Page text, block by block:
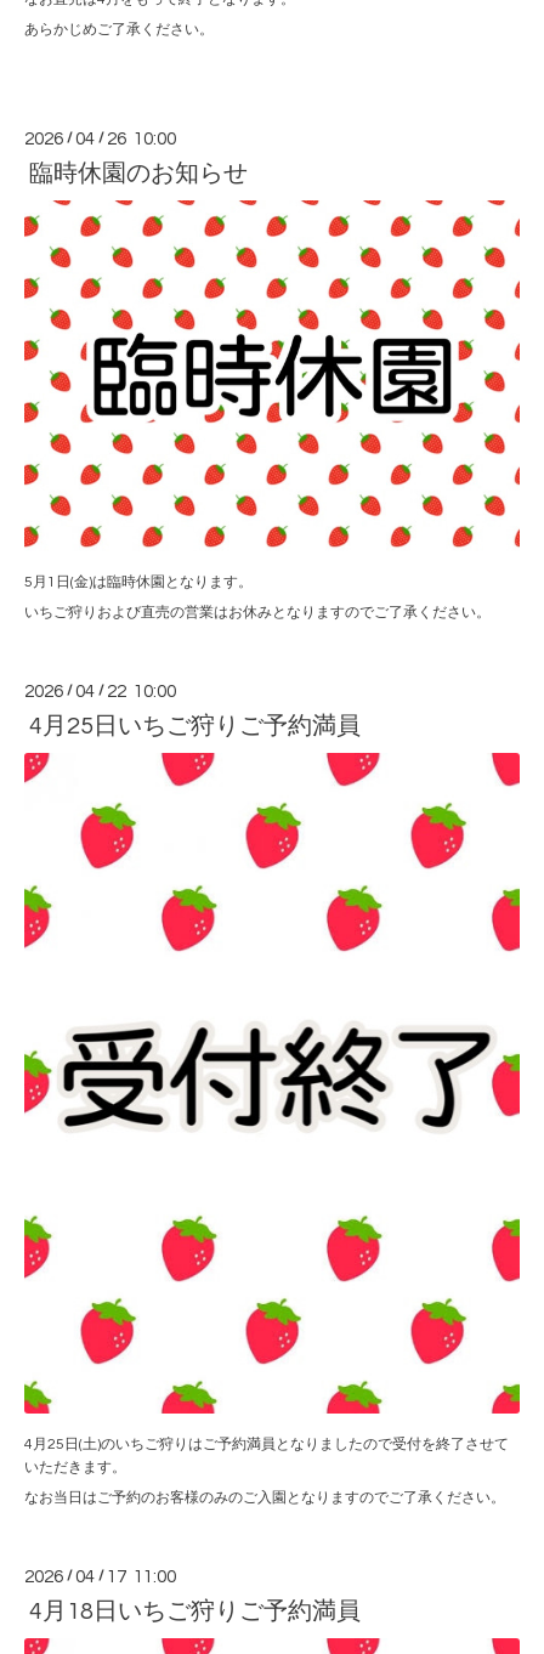
あらかじめご了承ください。
2026 /04 / 26 10:00
臨時休園のお知らせ
5月1日(金)は臨時休園となります。
いちご狩りおよび直売の営業はお休みとなりますのでご了承ください。
2026 /04 / 22 10:00
4月25日いちご狩りご予約満員
4月25日(土)のいちご狩りはご予約満員となりましたので受付を終了させて
いただきます。
なお当日はご予約のお客様のみのご入園となりますのでご了承ください。
2026 /04 / 17 11:00
4月18日いちご狩りご予約満員